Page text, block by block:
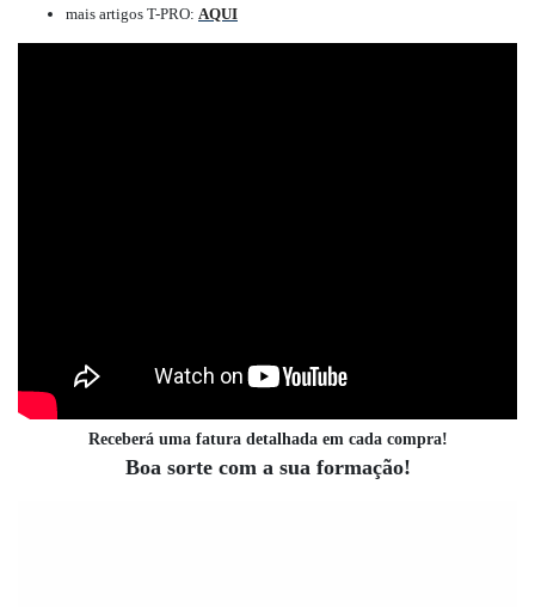
mais artigos T-PRO: AQUI
Receberá uma fatura detalhada em cada compra!
Boa sorte com a sua formação!